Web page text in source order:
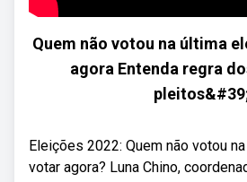
Quem não votou na última
agora Entenda regra
Eleições 2022: Quem não votou
votar agora? Luna Chino,